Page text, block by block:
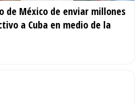
de México de enviar millones
a Cuba en medio de la